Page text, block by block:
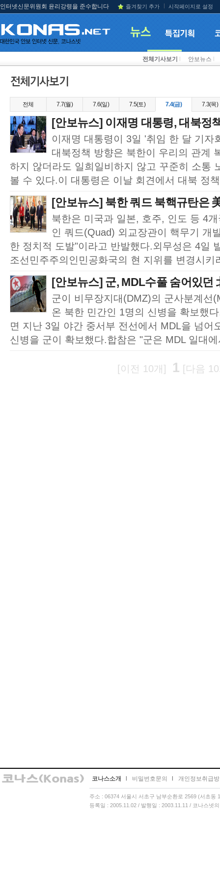
인터넷신문위원회 윤리강령을 준수합니다 즐겨찾기 추가 시작페이지로 설정
전체기사보기 안보뉴스
전체 7.7(월) 7.6(일) 7.5(토) 7.4(금) 7.3(목)
[안보뉴스] 이재명 대통령, 대북정
이재명 대통령이 3일 '취임 한 달 기자
대북정책 방향은 북한이 우리의 관계
하지 않더라도 일희일비하지 않고 꾸준히 소통
볼 수 있다.이 대통령은 이날 회견에서 대북 정
[안보뉴스] 북한 쿼드 북핵규탄은
북한은 미국과 일본, 호주, 인도 등 4
인 쿼드(Quad) 외교장관이 핵무기 개
한 정치적 도발"이라고 반발했다.외무성은 4일
조선민주주의인민공화국의 현 지위를 변경시키
[안보뉴스] 군, MDL수풀 숨어있던
군이 비무장지대(DMZ)의 군사분계선
온 북한 민간인 1명의 신병을 확보했
면 지난 3일 야간 중서부 전선에서 MDL을 넘어
신병을 군이 확보했다.합참은 "군은 MDL 일대
[이전 10개] 1 [다음
코나스소개 비밀번호문의 개인정보취급
주소 : 06374 서울시 서초구 남부순환로 2569 (서초
등록일 : 2005.11.02 / 발행일 : 2003.11.11 / 코나스넷